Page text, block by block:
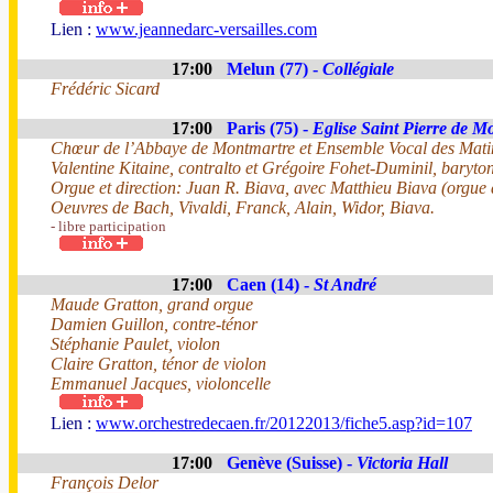
Lien : www.jeannedarc-versailles.com
17:00 Melun (77) - Collégiale
Frédéric Sicard
17:00 Paris (75) - Eglise Saint Pierre de
Chœur de l’Abbaye de Montmartre et Ensemble Vocal des
Valentine Kitaine, contralto et Grégoire Fohet-Duminil,
Orgue et direction: Juan R. Biava, avec Matthieu Biava
Oeuvres de Bach, Vivaldi, Franck, Alain, Widor, Biava.
- libre participation
17:00 Caen (14) - St André
Maude Gratton, grand orgue
Damien Guillon, contre-ténor
Stéphanie Paulet, violon
Claire Gratton, ténor de violon
Emmanuel Jacques, violoncelle
Lien : www.orchestredecaen.fr/20122013/fiche5.asp?id=107
17:00 Genève (Suisse) - Victoria Hall
François Delor